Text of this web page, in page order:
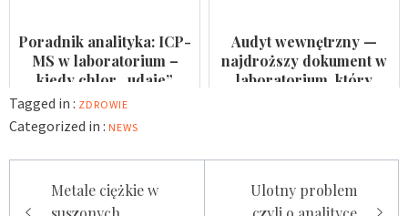
Poradnik analityka: ICP-
MS w laboratorium –
kiedy chlor „udaje”
arsen?
Audyt wewnętrzny —
najdroższy dokument w
laboratorium, który
Tagged in : ZDROWIE
Categorized in : NEWS
Nawigacja
wpisu
Metale ciężkie w
Ulotny problem